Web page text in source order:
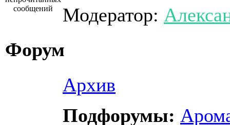
Модератор:
Форум
Архив
Подфорумы: